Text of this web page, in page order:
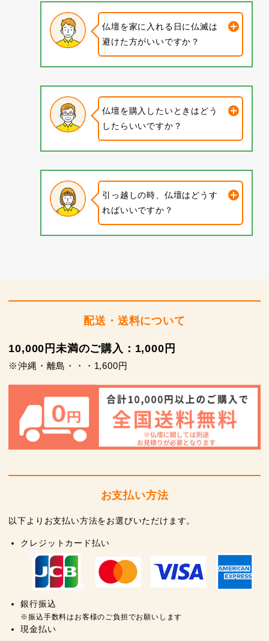
仏壇を家に入れる日に仏滅は
避けた方がいいですか？
仏壇を購入したいときはどう
したらいいですか？
引っ越しの時、仏壇はどうす
ればいいですか？
配送・送料について
10,000円未満のご購入：1,000円
※沖縄・離島・・・1,600円
お支払い方法
以下よりお支払い方法をお選びいただけます。
クレジットカード払い
銀行振込
※振込手数料はお客様のご負担でお願いします
現金払い